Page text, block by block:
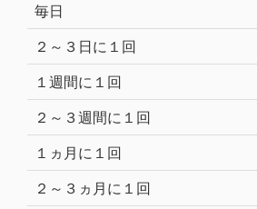
毎日
２～３日に１回
１週間に１回
２～３週間に１回
１ヵ月に１回
２～３ヵ月に１回